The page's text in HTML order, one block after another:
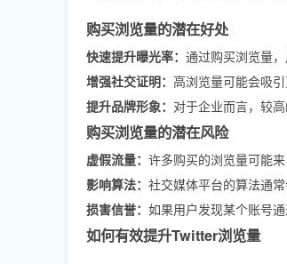
购买浏览量的潜在好处
快速提升曝光率： 通过购买浏览量
增强社交证明： 高浏览量可能会吸
提升品牌形象： 对于企业而言，较
购买浏览量的潜在风险
虚假流量： 许多购买的浏览量可能
影响算法： 社交媒体平台的算法通
损害信誉： 如果用户发现某个账号
如何有效提升Twitter浏览量